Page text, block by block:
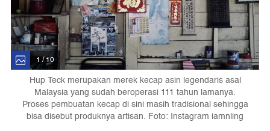
1 / 10
Hup Teck merupakan merek kecap asin legendaris asal
Malaysia yang sudah beroperasi 111 tahun lamanya.
Proses pembuatan kecap di sini masih tradisional sehingga
bisa disebut produknya artisan. Foto: Instagram iamnling